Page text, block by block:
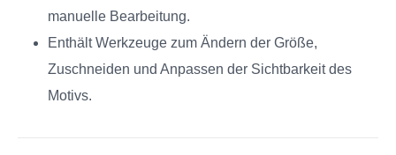
manuelle Bearbeitung.
Enthält Werkzeuge zum Ändern der Größe,
Zuschneiden und Anpassen der Sichtbarkeit des
Motivs.